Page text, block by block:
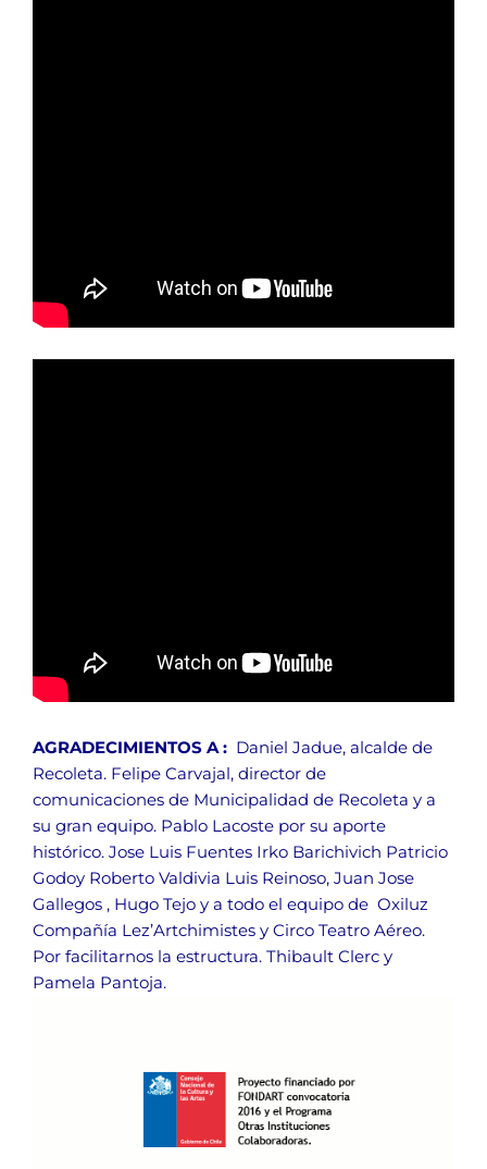
AGRADECIMIENTOS A : Daniel Jadue, alcalde de
Recoleta. Felipe Carvajal, director de
comunicaciones de Municipalidad de Recoleta y a
su gran equipo. Pablo Lacoste por su aporte
histórico. Jose Luis Fuentes Irko Barichivich Patricio
Godoy Roberto Valdivia Luis Reinoso, Juan Jose
Gallegos , Hugo Tejo y a todo el equipo de Oxiluz
Compañía Lez’Artchimistes y Circo Teatro Aéreo.
Por facilitarnos la estructura. Thibault Clerc y
Pamela Pantoja.